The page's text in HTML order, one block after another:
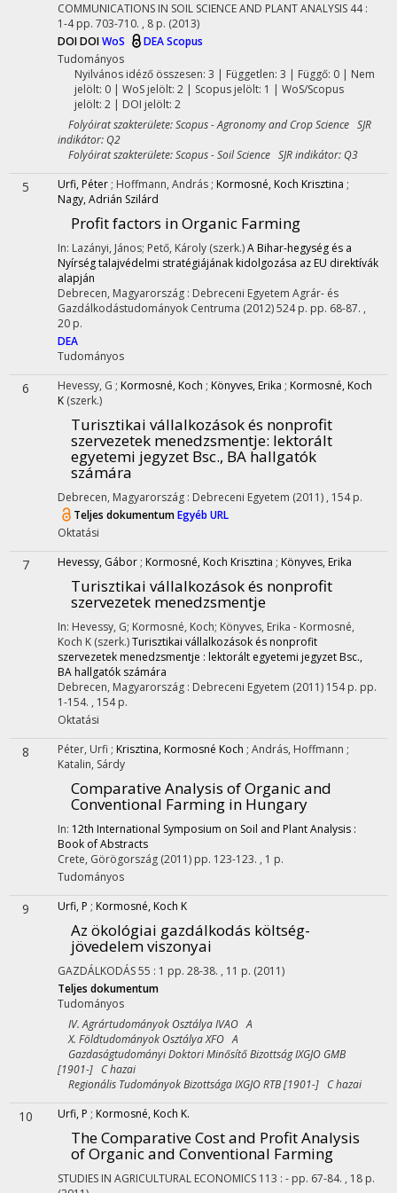
COMMUNICATIONS IN SOIL SCIENCE AND PLANT ANALYSIS 44:
1-4 pp. 703-710. , 8 p. (2013)
DOIDOIWoS DEAScopus
Tudományos
Nyilvános idéző összesen: 3 | Független: 3 | Függő: 0 | Nem
jelölt: 0 | WoS jelölt: 2 | Scopus jelölt: 1 | WoS/Scopus
jelölt: 2 | DOI jelölt: 2
Folyóirat szakterülete: Scopus - Agronomy and Crop Science SJR
indikátor: Q2
Folyóirat szakterülete: Scopus - Soil Science SJR indikátor: Q3
5 Urfi, Péter ; Hoffmann, András ; Kormosné, Koch Krisztina ;
Nagy, Adrián Szilárd
Profit factors in Organic Farming
In: Lazányi, János; Pető, Károly (szerk.)A Bihar-hegység és a
Nyírség talajvédelmi stratégiájának kidolgozása az EU direktívák
alapján
Debrecen, Magyarország : Debreceni Egyetem Agrár- és
Gazdálkodástudományok Centruma (2012)524 p. pp. 68-87. ,
20 p.
DEA
Tudományos
6 Hevessy, G ; Kormosné, Koch ; Könyves, Erika ; Kormosné, Koch
K (szerk.)
Turisztikai vállalkozások és nonprofit
szervezetek menedzsmentje: lektorált
egyetemi jegyzet Bsc., BA hallgatók
számára
Debrecen, Magyarország : Debreceni Egyetem (2011) , 154 p.
Teljes dokumentumEgyéb URL
Oktatási
7 Hevessy, Gábor ; Kormosné, Koch Krisztina ; Könyves, Erika
Turisztikai vállalkozások és nonprofit
szervezetek menedzsmentje
In: Hevessy, G; Kormosné, Koch; Könyves, Erika - Kormosné,
Koch K (szerk.)Turisztikai vállalkozások és nonprofit
szervezetek menedzsmentje : lektorált egyetemi jegyzet Bsc.,
BA hallgatók számára
Debrecen, Magyarország : Debreceni Egyetem (2011) 154 p. pp.
1-154. , 154 p.
Oktatási
8 Péter, Urfi ; Krisztina, Kormosné Koch ; András, Hoffmann ;
Katalin, Sárdy
Comparative Analysis of Organic and
Conventional Farming in Hungary
In: 12th International Symposium on Soil and Plant Analysis :
Book of Abstracts
Crete, Görögország (2011) pp. 123-123. , 1 p.
Tudományos
9 Urfi, P ; Kormosné, Koch K
Az ökológiai gazdálkodás költség-
jövedelem viszonyai
GAZDÁLKODÁS55 : 1 pp. 28-38. , 11 p. (2011)
Teljes dokumentum
Tudományos
IV. Agrártudományok Osztálya IVAO A
X. Földtudományok Osztálya XFO A
Gazdaságtudományi Doktori Minősítő Bizottság IXGJO GMB
[1901-] C hazai
Regionális Tudományok Bizottsága IXGJO RTB [1901-] C hazai
10 Urfi, P ; Kormosné, Koch K.
The Comparative Cost and Profit Analysis
of Organic and Conventional Farming
STUDIES IN AGRICULTURAL ECONOMICS 113 : - pp. 67-84. , 18 p.